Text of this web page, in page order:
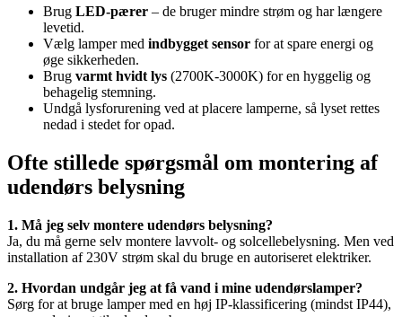
Brug LED-pærer – de bruger mindre strøm og har længere
levetid.
Vælg lamper med indbygget sensor for at spare energi og
øge sikkerheden.
Brug varmt hvidt lys (2700K-3000K) for en hyggelig og
behagelig stemning.
Undgå lysforurening ved at placere lamperne, så lyset rettes
nedad i stedet for opad.
Ofte stillede spørgsmål om montering af
udendørs belysning
1. Må jeg selv montere udendørs belysning?
Ja, du må gerne selv montere lavvolt- og solcellebelysning. Men ved
installation af 230V strøm skal du bruge en autoriseret elektriker.
2. Hvordan undgår jeg at få vand i mine udendørslamper?
Sørg for at bruge lamper med en høj IP-klassificering (mindst IP44),